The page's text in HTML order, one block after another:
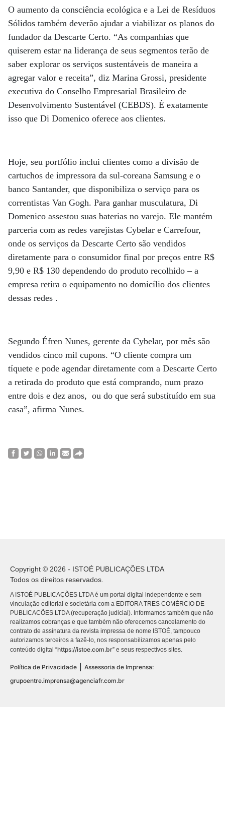
O aumento da consciência ecológica e a Lei de Resíduos
Sólidos também deverão ajudar a viabilizar os planos do
fundador da Descarte Certo. “As companhias que
quiserem estar na liderança de seus segmentos terão de
saber explorar os serviços sustentáveis de maneira a
agregar valor e receita”, diz Marina Grossi, presidente
executiva do Conselho Empresarial Brasileiro de
Desenvolvimento Sustentável (CEBDS). É exatamente
isso que Di Domenico oferece aos clientes.
Hoje, seu portfólio inclui clientes como a divisão de
cartuchos de impressora da sul-coreana Samsung e o
banco Santander, que disponibiliza o serviço para os
correntistas Van Gogh. Para ganhar musculatura, Di
Domenico assestou suas baterias no varejo. Ele mantém
parceria com as redes varejistas Cybelar e Carrefour,
onde os serviços da Descarte Certo são vendidos
diretamente para o consumidor final por preços entre R$
9,90 e R$ 130 dependendo do produto recolhido – a
empresa retira o equipamento no domicílio dos clientes
dessas redes .
Segundo Éfren Nunes, gerente da Cybelar, por mês são
vendidos cinco mil cupons. “O cliente compra um
tíquete e pode agendar diretamente com a Descarte Certo
a retirada do produto que está comprando, num prazo
entre dois e dez anos, ou do que será substituído em sua
casa”, afirma Nunes.
Copyright © 2026 - ISTOÉ PUBLICAÇÕES LTDA
Todos os direitos reservados.
A ISTOÉ PUBLICAÇÕES LTDA é um portal digital independente e sem
vinculação editorial e societária com a EDITORA TRES COMÉRCIO DE
PUBLICACÕES LTDA (recuperação judicial). Informamos também que não
realizamos cobranças e que também não oferecemos cancelamento do
contrato de assinatura da revista impressa de nome ISTOÉ, tampouco
autorizamos terceiros a fazê-lo, nos responsabilizamos apenas pelo
conteúdo digital “https://istoe.com.br” e seus respectivos sites.
Política de Privacidade | Assessoria de Imprensa:
grupoentre.imprensa@agenciafr.com.br